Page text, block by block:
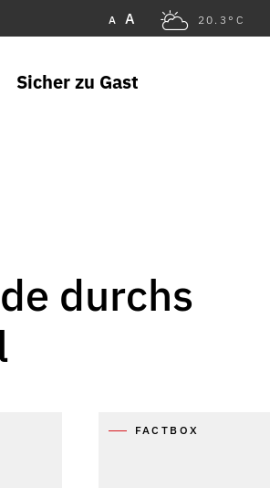
A A 20.3°C
Sicher zu Gast
durchs
FACTBOX